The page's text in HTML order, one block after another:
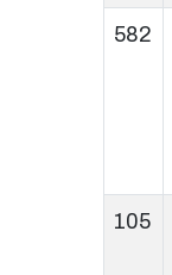
582
105